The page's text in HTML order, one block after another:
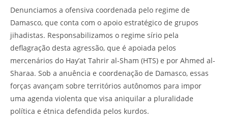
Denunciamos a ofensiva coordenada pelo regime de
Damasco, que conta com o apoio estratégico de grupos
jihadistas. Responsabilizamos o regime sírio pela
deflagração desta agressão, que é apoiada pelos
mercenários do Hay’at Tahrir al-Sham (HTS) e por Ahmed al-
Sharaa. Sob a anuência e coordenação de Damasco, essas
forças avançam sobre territórios autônomos para impor
uma agenda violenta que visa aniquilar a pluralidade
política e étnica defendida pelos kurdos.